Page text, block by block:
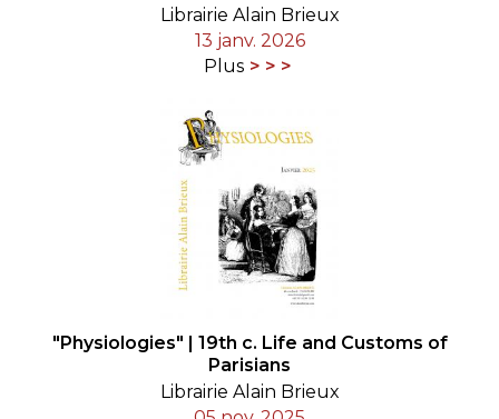
Librairie Alain Brieux
13 janv. 2026
Plus
"Physiologies" | 19th c. Life and Customs of
Parisians
Librairie Alain Brieux